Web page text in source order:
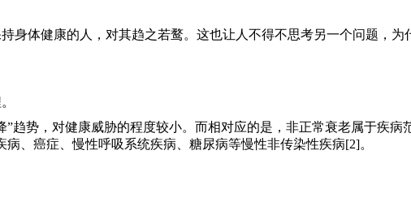
身体健康的人，对其趋之若鹜。这也让人不得不思考另一个问题，
趋势，对健康威胁的程度较小。而相对应的是，非正常衰老属于疾病
、癌症、慢性呼吸系统疾病、糖尿病等慢性非传染性疾病[2]。